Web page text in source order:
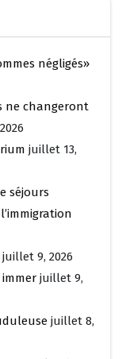
négligés»
ne changeront
juillet 13,
séjours
juillet 9, 2026
immer juillet 9,
juillet 8,